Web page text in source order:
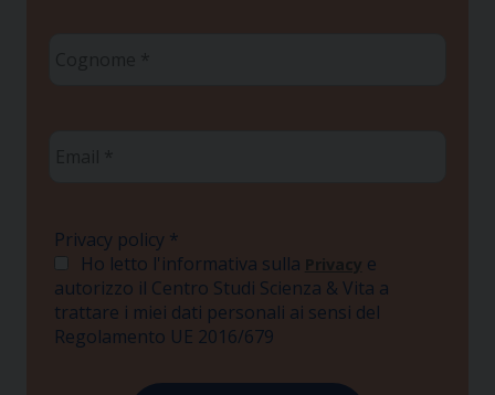
Privacy policy *
Ho letto l'informativa sulla Privacy e
autorizzo il Centro Studi Scienza & Vita a
trattare i miei dati personali ai sensi del
Regolamento UE 2016/679